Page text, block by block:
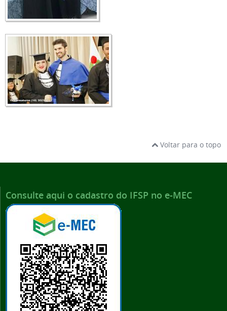
Voltar para o topo
Consulte aqui o cadastro do IFSP no e-MEC